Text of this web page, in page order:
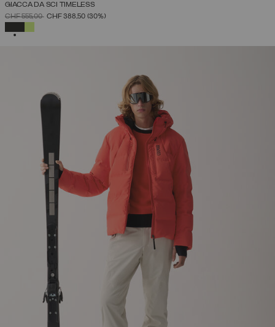
GIACCA DA SCI TIMELESS
PREZZO RIDOTTO DA
CHF 555,00ACHF 388,50 (30%)